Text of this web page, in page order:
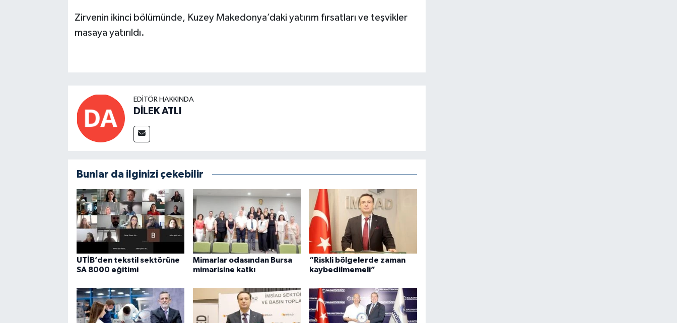
Zirvenin ikinci bölümünde, Kuzey Makedonya’daki yatırım fırsatları ve teşvikler
masaya yatırıldı.
EDITÖR HAKKINDA
DİLEK ATLI
Bunlar da ilginizi çekebilir
UTİB’den tekstil sektörüne
SA 8000 eğitimi
Mimarlar odasından Bursa
mimarisine katkı
“Riskli bölgelerde zaman
kaybedilmemeli”